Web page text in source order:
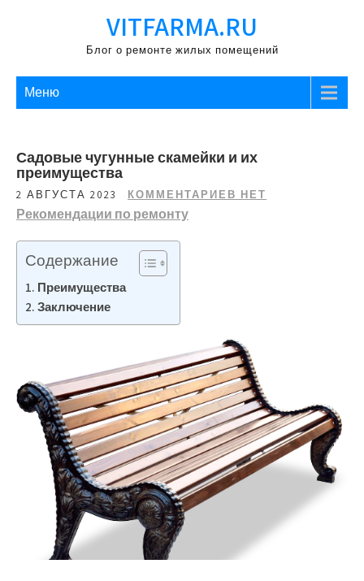
VITFARMA.RU
Блог о ремонте жилых помещений
Меню
Садовые чугунные скамейки и их
преимущества
2 АВГУСТА 2023 КОММЕНТАРИЕВ НЕТ
Рекомендации по ремонту
Содержание
Преимущества
Заключение